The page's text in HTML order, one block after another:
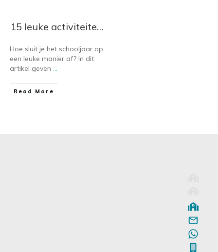
15 leuke activiteiten voor primair en voortgezet onderwijs
Hoe sluit je het schooljaar op
een leuke manier af? In dit
artikel geven ...
​Read More